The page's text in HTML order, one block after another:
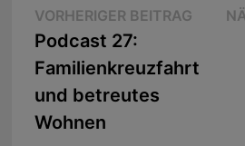
Beitragsnavigation
VORHERIGER BEITRAG
Podcast 27:
Familienkreuzfahrt
und betreutes
Wohnen